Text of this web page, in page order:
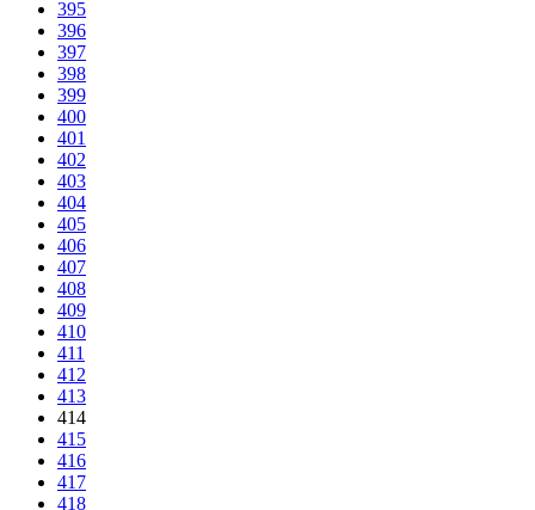
395
396
397
398
399
400
401
402
403
404
405
406
407
408
409
410
411
412
413
414
415
416
417
418